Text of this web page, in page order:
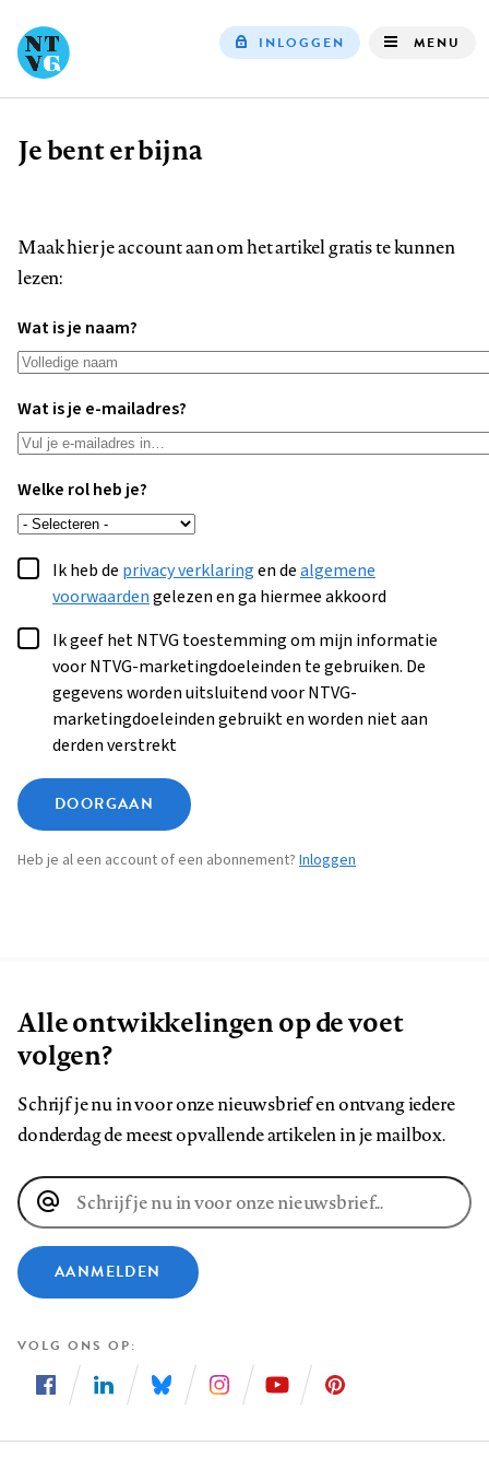
INLOGGEN MENU
Kruimelpad
Je bent er bijna
Maak hier je account aan om het artikel gratis te kunnen
lezen:
Wat is je naam?
Wat is je e-mailadres?
Welke rol heb je?
Ik heb de privacy verklaringen dealgemene
voorwaardengelezen en ga hiermee akkoord
Ik geef het NTVG toestemming om mijn informatie
voor NTVG-marketingdoeleinden te gebruiken. De
gegevens worden uitsluitend voor NTVG-
marketingdoeleinden gebruikt en worden niet aan
derden verstrekt
DOORGAAN
Heb je al een account of een abonnement? Inloggen
Alle ontwikkelingen op de voet
volgen?
Schrijf je nu in voor onze nieuwsbrief en ontvang iedere
donderdag de meest opvallende artikelen in je mailbox.
E-
mailadres
AANMELDEN
VOLG ONS OP
ons
ons
ons
ons
ons
ons